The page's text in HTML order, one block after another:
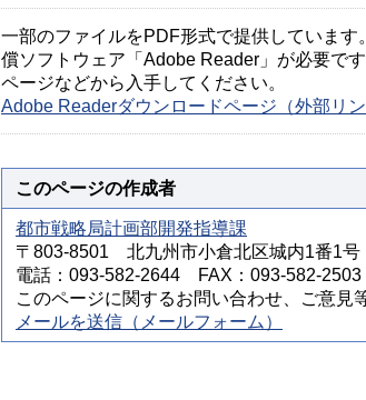
一部のファイルをPDF形式で提供していま
償ソフトウェア「Adobe Reader」が必要で
ページなどから入手してください。
Adobe Readerダウンロードページ（外部リン
このページの作成者
都市戦略局計画部開発指導課
〒803-8501 北九州市小倉北区城内1番1号
電話：093-582-2644 FAX：093-582-2503
このページに関するお問い合わせ、ご意見
メールを送信（メールフォーム）